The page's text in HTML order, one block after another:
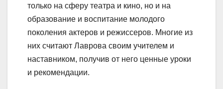
только на сферу театра и кино, но и на
образование и воспитание молодого
поколения актеров и режиссеров. Многие из
них считают Лаврова своим учителем и
наставником, получив от него ценные уроки
и рекомендации.